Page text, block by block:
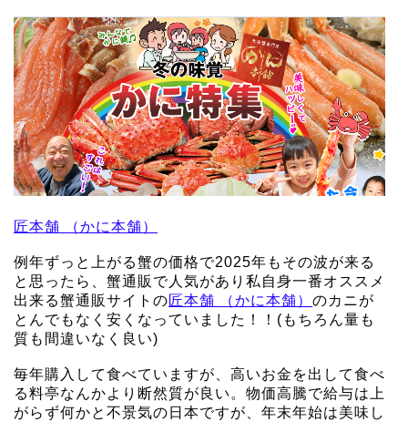
匠本舗 （かに本舗）
例年ずっと上がる蟹の価格で2025年もその波が来る
と思ったら、蟹通販で人気があり私自身一番オススメ
出来る蟹通販サイトの匠本舗 （かに本舗） のカニが
とんでもなく安くなっていました！！(もちろん量も
質も間違いなく良い)
毎年購入して食べていますが、高いお金を出して食べ
る料亭なんかより断然質が良い。物価高騰で給与は上
がらず何かと不景気の日本ですが、年末年始は美味し